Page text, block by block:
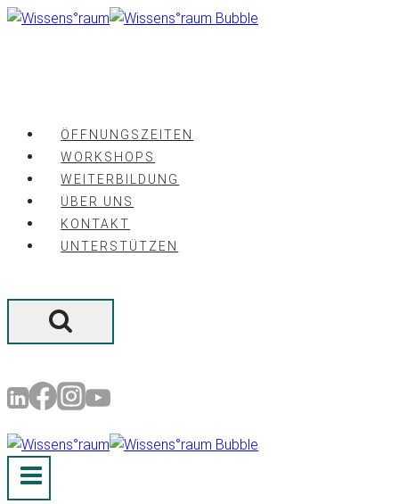
Zum
ÖFFNUNGSZEITEN
WORKSHOPS
WEITERBILDUNG
ÜBER UNS
KONTAKT
UNTERSTÜTZEN